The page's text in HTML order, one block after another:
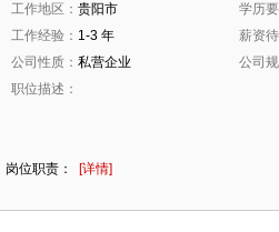
工作地区： 贵阳市
学历
工作经验： 1-3 年
薪资
公司性质： 私营企业
公司
职位描述：
岗位职责： [详情]